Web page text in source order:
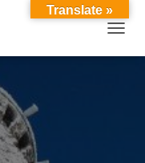
Translate »